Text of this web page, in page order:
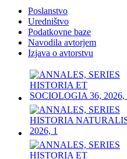
Poslanstvo
Uredništvo
Podatkovne baze
Navodila avtorjem
Izjava o avtorstvu